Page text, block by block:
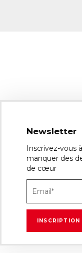
Newsletter
Inscrivez-vous
manquer des
de cœur